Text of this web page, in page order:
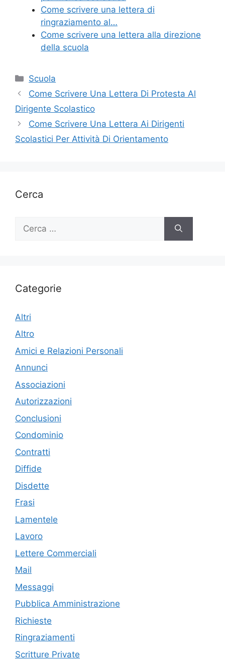
Come scrivere una lettera di
ringraziamento al…
Come scrivere una lettera alla direzione
della scuola
Categorie
Scuola
Come Scrivere Una Lettera Di Protesta Al
Dirigente Scolastico
Come Scrivere Una Lettera Ai Dirigenti
Scolastici Per Attività Di Orientamento
Cerca
per:
Categorie
Altri
Altro
Amici e Relazioni Personali
Annunci
Associazioni
Autorizzazioni
Conclusioni
Condominio
Contratti
Diffide
Disdette
Frasi
Lamentele
Lavoro
Lettere Commerciali
Mail
Messaggi
Pubblica Amministrazione
Richieste
Ringraziamenti
Scritture Private